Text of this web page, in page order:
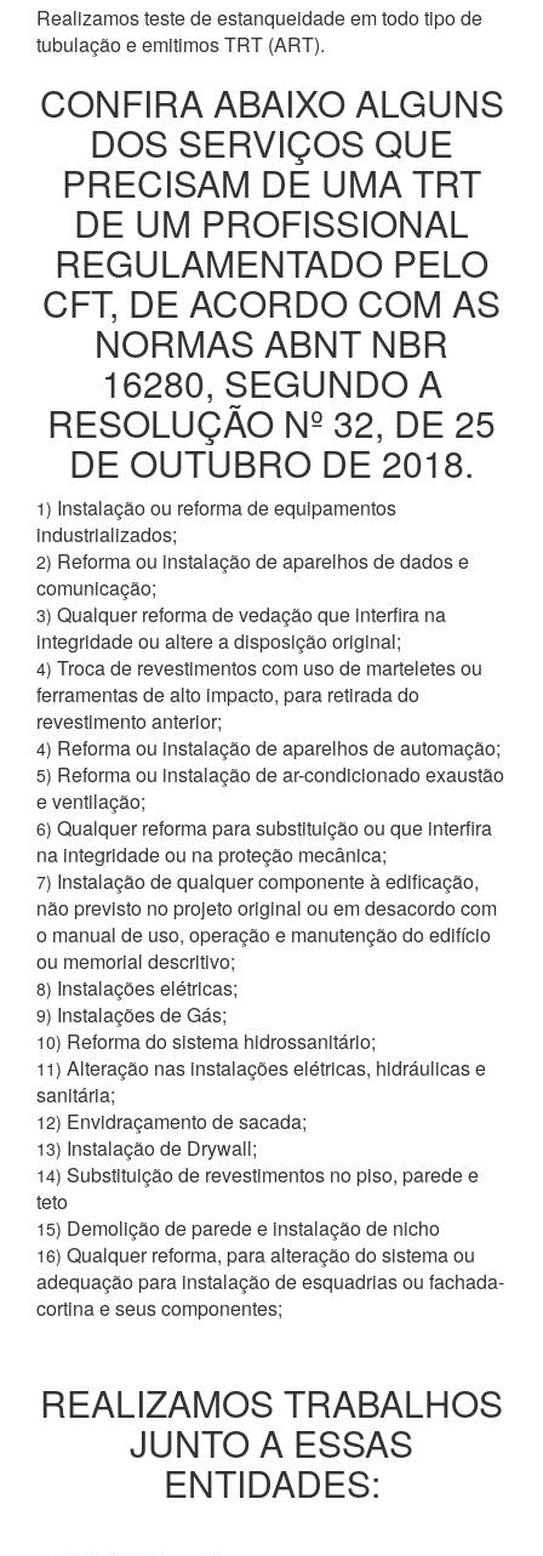
Realizamos teste de estanqueidade em todo tipo de
tubulação e emitimos TRT (ART).
CONFIRA ABAIXO ALGUNS
DOS SERVIÇOS QUE
PRECISAM DE UMA TRT
DE UM PROFISSIONAL
REGULAMENTADO PELO
CFT, DE ACORDO COM AS
NORMAS ABNT NBR
16280, SEGUNDO A
RESOLUÇÃO Nº 32, DE 25
DE OUTUBRO DE 2018.
1) Instalação ou reforma de equipamentos
industrializados;
2) Reforma ou instalação de aparelhos de dados e
comunicação;
3) Qualquer reforma de vedação que interfira na
integridade ou altere a disposição original;
4) Troca de revestimentos com uso de marteletes ou
ferramentas de alto impacto, para retirada do
revestimento anterior;
4) Reforma ou instalação de aparelhos de automação;
5) Reforma ou instalação de ar-condicionado exaustão
e ventilação;
6) Qualquer reforma para substituição ou que interfira
na integridade ou na proteção mecânica;
7) Instalação de qualquer componente à edificação,
não previsto no projeto original ou em desacordo com
o manual de uso, operação e manutenção do edifício
ou memorial descritivo;
8) Instalações elétricas;
9) Instalações de Gás;
10) Reforma do sistema hidrossanitário;
11) Alteração nas instalações elétricas, hidráulicas e
sanitária;
12) Envidraçamento de sacada;
13) Instalação de Drywall;
14) Substituição de revestimentos no piso, parede e
teto
15) Demolição de parede e instalação de nicho
16) Qualquer reforma, para alteração do sistema ou
adequação para instalação de esquadrias ou fachada-
cortina e seus componentes;
REALIZAMOS TRABALHOS
JUNTO A ESSAS
ENTIDADES: